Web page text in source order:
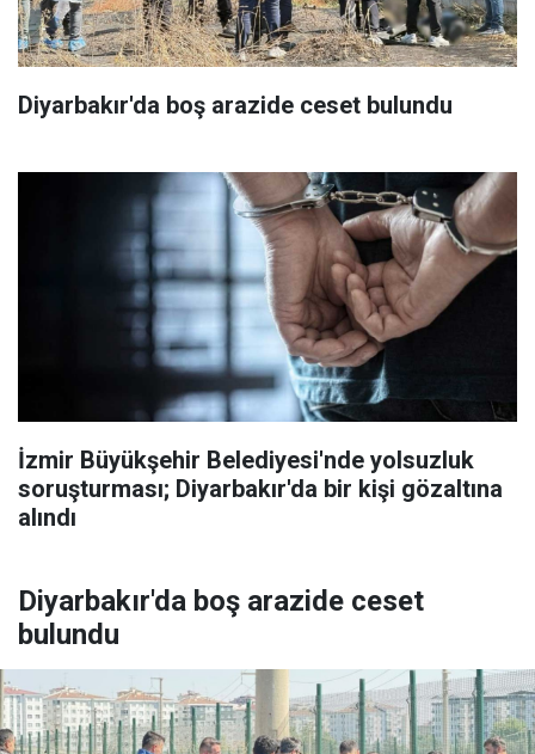
Diyarbakır'da boş arazide ceset bulundu
İzmir Büyükşehir Belediyesi'nde yolsuzluk
soruşturması; Diyarbakır'da bir kişi gözaltına
alındı
Diyarbakır'da boş arazide ceset
bulundu